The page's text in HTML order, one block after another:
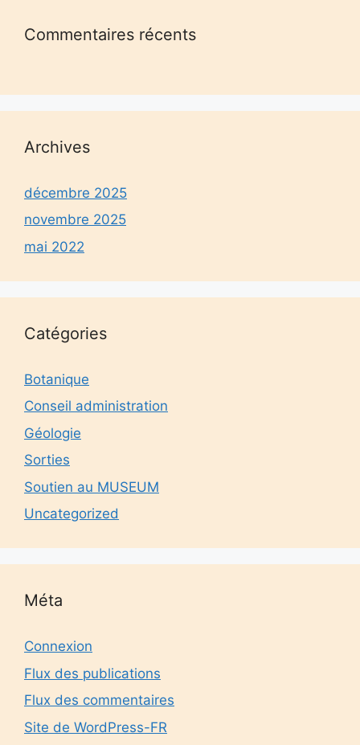
Commentaires récents
Archives
décembre 2025
novembre 2025
mai 2022
Catégories
Botanique
Conseil administration
Géologie
Sorties
Soutien au MUSEUM
Uncategorized
Méta
Connexion
Flux des publications
Flux des commentaires
Site de WordPress-FR